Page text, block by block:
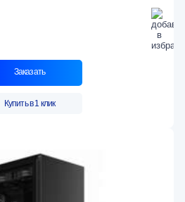
Заказать
Купить в 1 клик